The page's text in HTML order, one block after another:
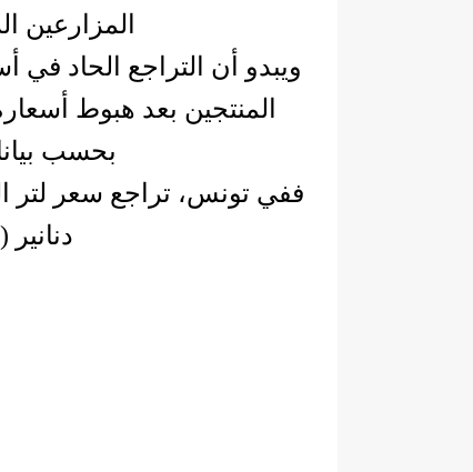
المزارعين
ويبدو أن التراجع الحاد
بحسب
دنانير (3.3 دولار) للتر الواحد.